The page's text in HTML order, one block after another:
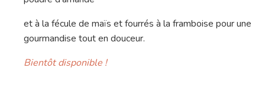
et à la fécule de maïs et fourrés à la framboise pour une
gourmandise tout en douceur.
Bientôt disponible !